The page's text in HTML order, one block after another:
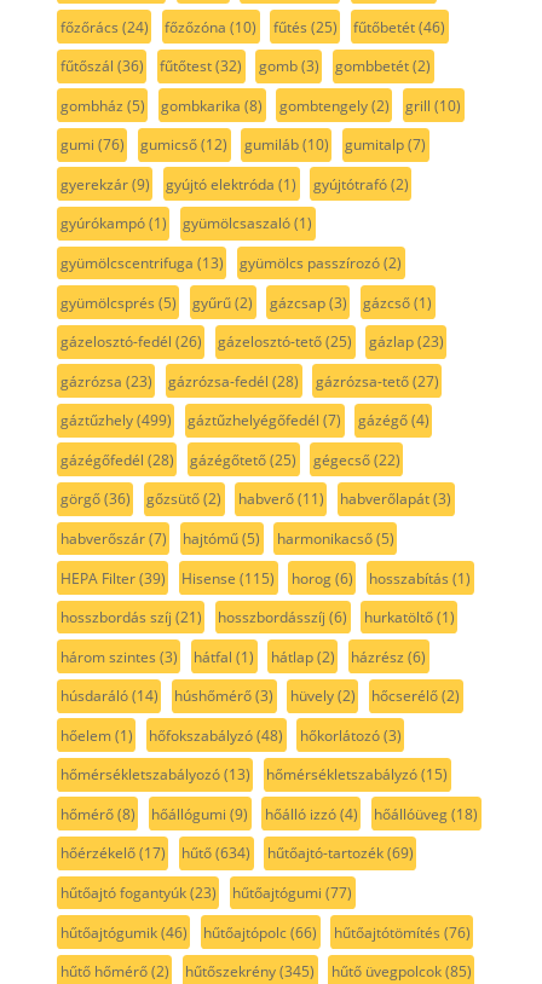
főzőrács (24) főzőzóna (10) fűtés (25) fűtőbetét(46)
fűtőszál (36) fűtőtest(32) gomb(3) gombbetét(2)
gombház (5) gombkarika (8) gombtengely(2) grill (10)
gumi (76) gumicső(12) gumiláb(10) gumitalp(7)
gyerekzár(9) gyújtó elektróda (1) gyújtótrafó(2)
gyúrókampó(1) gyümölcsaszaló(1)
gyümölcscentrifuga (13) gyümölcs passzírozó(2)
gyümölcsprés (5) gyűrű(2) gázcsap(3) gázcső(1)
gázelosztó-fedél (26) gázelosztó-tető(25) gázlap(23)
gázrózsa (23) gázrózsa-fedél (28) gázrózsa-tető(27)
gáztűzhely(499) gáztűzhelyégőfedél (7) gázégő(4)
gázégőfedél (28) gázégőtető(25) gégecső(22)
görgő(36) gőzsütő(2) habverő(11) habverőlapát(3)
habverőszár(7) hajtómű(5) harmonikacső(5)
HEPA Filter(39) Hisense (115) horog(6) hosszabítás (1)
hosszbordás szíj (21) hosszbordásszíj (6) hurkatöltő(1)
három szintes (3) hátfal (1) hátlap(2) házrész (6)
húsdaráló(14) húshőmérő(3) hüvely(2) hőcserélő(2)
hőelem(1) hőfokszabályzó(48) hőkorlátozó(3)
hőmérsékletszabályozó(13) hőmérsékletszabályzó(15)
hőmérő(8) hőállógumi (9) hőálló izzó(4) hőállóüveg(18)
hőérzékelő(17) hűtő(634) hűtőajtó-tartozék(69)
hűtőajtó fogantyúk(23) hűtőajtógumi (77)
hűtőajtógumik(46) hűtőajtópolc(66) hűtőajtótömítés (76)
hűtő hőmérő(2) hűtőszekrény(345) hűtő üvegpolcok(85)